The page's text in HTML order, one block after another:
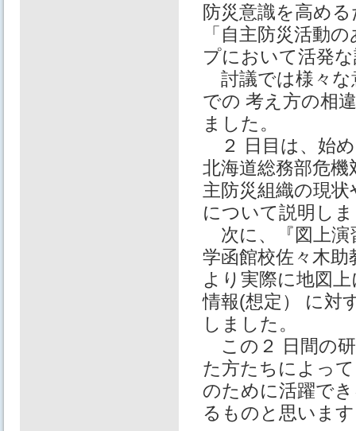
防災意識を⾼め
「⾃主防災活動
プにおいて活発
討議では様々な
での 考え⽅の相
ました。
２ ⽇目は、始
北海道総務部危
主防災組織の現
について説明し
次に、『図上演
学函館校佐々⽊
より実際に地図
情報(想定） に対
しました。
この２ ⽇間の
た⽅たちによっ
のために活躍で
るものと思いま